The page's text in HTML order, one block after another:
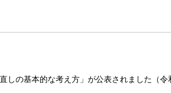
しの基本的な考え方」が公表されました（令